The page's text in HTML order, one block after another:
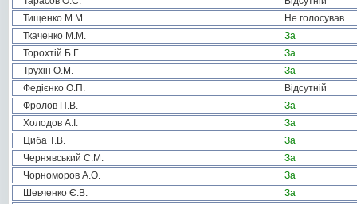
Тищенко М.М.
Не голосував
Ткаченко М.М.
За
Торохтій Б.Г.
За
Трухін О.М.
За
Федієнко О.П.
Відсутній
Фролов П.В.
За
Холодов А.І.
За
Циба Т.В.
За
Чернявський С.М.
За
Чорноморов А.О.
За
Шевченко Є.В.
За